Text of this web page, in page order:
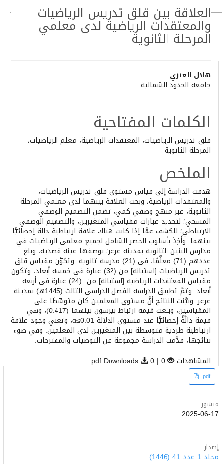
العلاقة بين قلق تدريس الرياضيات
والمعتقدات الرياضية لدى معلمي
المرحلة الثانوية
Main
Article
Content
هلال العنزي
جامعة الحدود الشمالية
الكلمات المفتاحية
قلق تدريس الرياضيات، المعتقدات الرياضية، معلم الرياضيات،
المرحلة الثانوية
الملخص
هدفت الدراسة إلى قياس مستوى قلق تدريس الرياضيات،
والمعتقدات الرياضية، وبحث العلاقة بينهما لدى معلمي المرحلة
الثانوية، عبر منهج وصفي كمي، تضمن التصميم الوصفي
المسحي؛ لتحديد عبارات مقياسي المتغيرين، والتصميم الوصفي
الارتباطي؛ للكشف عمَّا إذا كانت هناك علاقة ارتباطية دالة إحصائيًّا
بينهما. وأُخِذَ بأسلوب الحصر الشامل لجميع معلمي الرياضيات في
مدارس البنين الثانوية بمدينة عرعر؛ بوصفها عينة قصدية، وبلغ
عددهم (71) معلِّمًا، في (21) مدرسة ثانوية. وتكوَّن مقياس قلق
تدريس الرياضيات [استبانة] من (32) عبارة في خمسة أبعاد، وتكون
مقياس المعتقدات الرياضية [استبانة] من (24) عبارة في أربعة
أبعاد. وتمَّ تطبيق الدراسة الفصل الدراسي الثالث (1445هـ) بمدينة
عرعر. وبيَّنت النتائج أنَّ مستوى المعلمين كان متوسِّطًا على
المقياسين، وبلغت قيمة ارتباط بيرسون بينهما (0.417)، وهي
قيمة دالَّةً إحصائيًّا عند مستوى الدلالة α≤0.01، وتعني وجود علاقة
ارتباطية طردية متوسطة بين المتغيرين لدى المعلمين. وفي ضوء
نتائجها، قدَّمت الدراسة مجموعة من التوصيات والمقترحات.
المشاهدات 0 | pdf Downloads
0 Article
Sidebar
pdf
منشور
2025-06-17
إصدار
مجلد 1 عدد 41 (1446)